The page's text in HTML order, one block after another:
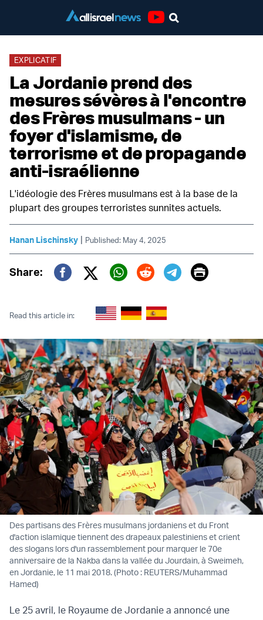
EXPLICATIF
La Jordanie prend des
mesures sévères à l'encontre
des Frères musulmans - un
foyer d'islamisme, de
terrorisme et de propagande
anti-israélienne
L'idéologie des Frères musulmans est à la base de la
plupart des groupes terroristes sunnites actuels.
Hanan Lischinsky | Published: May 4, 2025
Share:
Twitter (X)
Print
Read this article in:
Des partisans des Frères musulmans jordaniens et du Front
d'action islamique tiennent des drapeaux palestiniens et crient
des slogans lors d'un rassemblement pour marquer le 70e
anniversaire de la Nakba dans la vallée du Jourdain, à Sweimeh,
en Jordanie, le 11 mai 2018. (Photo : REUTERS/Muhammad
Hamed)
Le 25 avril, le Royaume de Jordanie a annoncé une